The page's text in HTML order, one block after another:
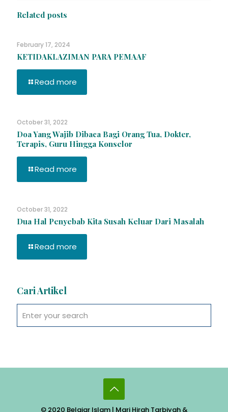
Related posts
February 17, 2024
KETIDAKLAZIMAN PARA PEMAAF
Read more
October 31, 2022
Doa Yang Wajib Dibaca Bagi Orang Tua, Dokter,
Terapis, Guru Hingga Konselor
Read more
October 31, 2022
Dua Hal Penyebab Kita Susah Keluar Dari Masalah
Read more
Cari Artikel
© 2020 Belajar Islam | Mari Hjrah Tarbiyah &